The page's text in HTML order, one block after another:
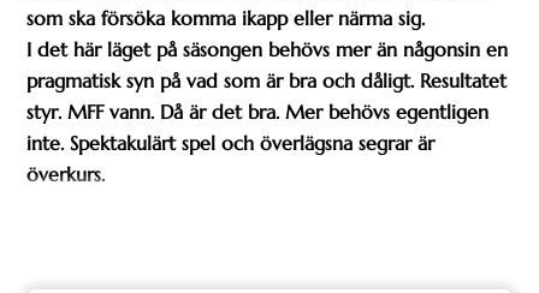
som ska försöka komma ikapp eller närma sig.
I det här läget på säsongen behövs mer än någonsin en
pragmatisk syn på vad som är bra och dåligt. Resultatet
styr. MFF vann. Då är det bra. Mer behövs egentligen
inte. Spektakulärt spel och överlägsna segrar är
överkurs.